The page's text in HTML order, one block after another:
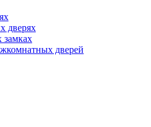
дверях
замках
дверей